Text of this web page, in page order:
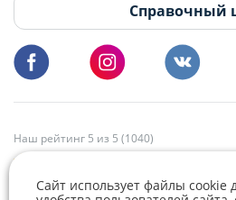
Пишите и звоните нам в будние дни с
Справочный
Наш рейтинг 5 из 5 (1040)
Сайт использует файлы cookie